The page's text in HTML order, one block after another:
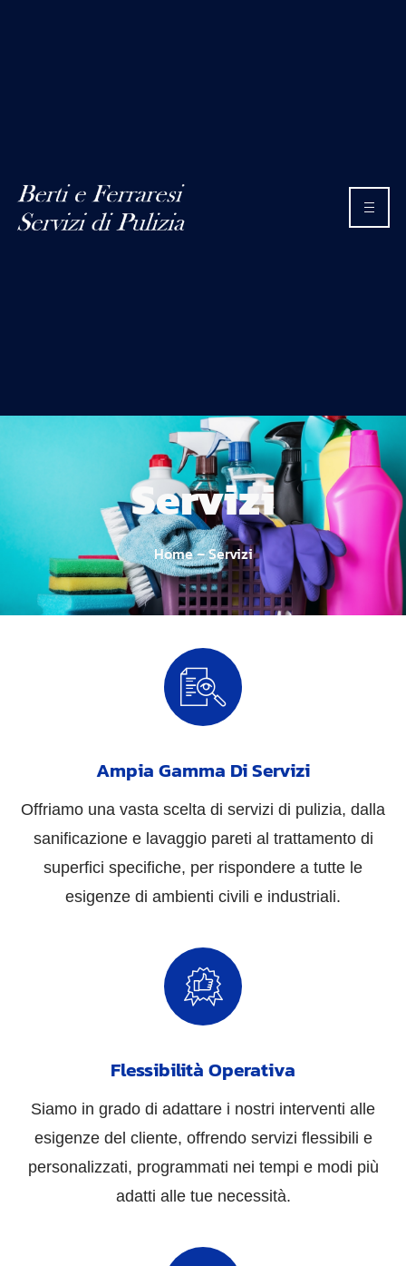
Servizi
Home – Servizi
Ampia Gamma Di Servizi
Offriamo una vasta scelta di servizi di pulizia, dalla
sanificazione e lavaggio pareti al trattamento di
superfici specifiche, per rispondere a tutte le
esigenze di ambienti civili e industriali.
Flessibilità Operativa
Siamo in grado di adattare i nostri interventi alle
esigenze del cliente, offrendo servizi flessibili e
personalizzati, programmati nei tempi e modi più
adatti alle tue necessità.